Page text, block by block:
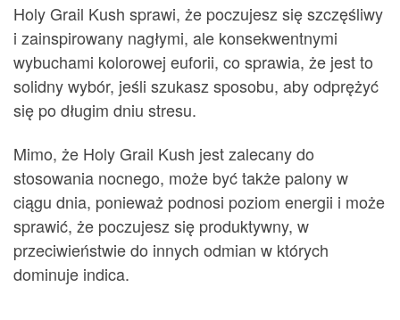
Holy Grail Kush sprawi, że poczujesz się szczęśliwy
i zainspirowany nagłymi, ale konsekwentnymi
wybuchami kolorowej euforii, co sprawia, że jest to
solidny wybór, jeśli szukasz sposobu, aby odprężyć
się po długim dniu stresu.
Mimo, że Holy Grail Kush jest zalecany do
stosowania nocnego, może być także palony w
ciągu dnia, ponieważ podnosi poziom energii i może
sprawić, że poczujesz się produktywny, w
przeciwieństwie do innych odmian w których
dominuje indica.